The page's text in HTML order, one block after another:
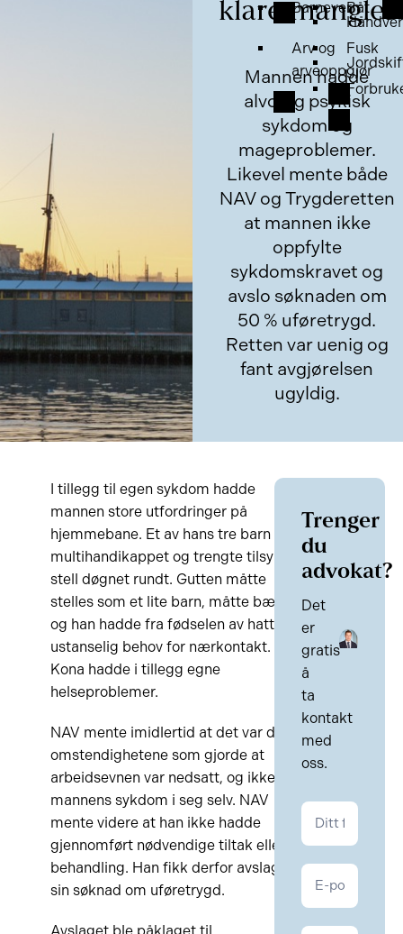
Barnevern
Arv og
arveoppgjør
Båt
Fusk
klare mangler
Mannen hadde
alvorlig psykisk
sykdom og
mageproblemer.
Likevel mente både
NAV og Trygderetten
at mannen ikke
oppfylte
sykdomskravet og
avslo søknaden om
50 % uføretrygd.
Retten var uenig og
fant avgjørelsen
ugyldig.
I tillegg til egen sykdom hadde
mannen store utfordringer på
hjemmebane. Et av hans tre barn var
multihandikappet og trengte tilsyn og
stell døgnet rundt. Gutten måtte
stelles som et lite barn, måtte bæres
og han hadde fra fødselen av hatt et
ustanselig behov for nærkontakt.
Kona hadde i tillegg egne
helseproblemer.
NAV mente imidlertid at det var disse
omstendighetene som gjorde at
arbeidsevnen var nedsatt, og ikke
mannens sykdom i seg selv. NAV
mente videre at han ikke hadde
gjennomført nødvendige tiltak eller
behandling. Han fikk derfor avslag på
sin søknad om uføretrygd.
Trenger
du
advokat?
Det
er
gratis
å
ta
kontakt
med
oss.
Kontakt